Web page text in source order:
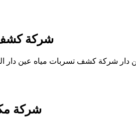
شركة كشف
شركة كشف تسربات مياه عين دار
شركة